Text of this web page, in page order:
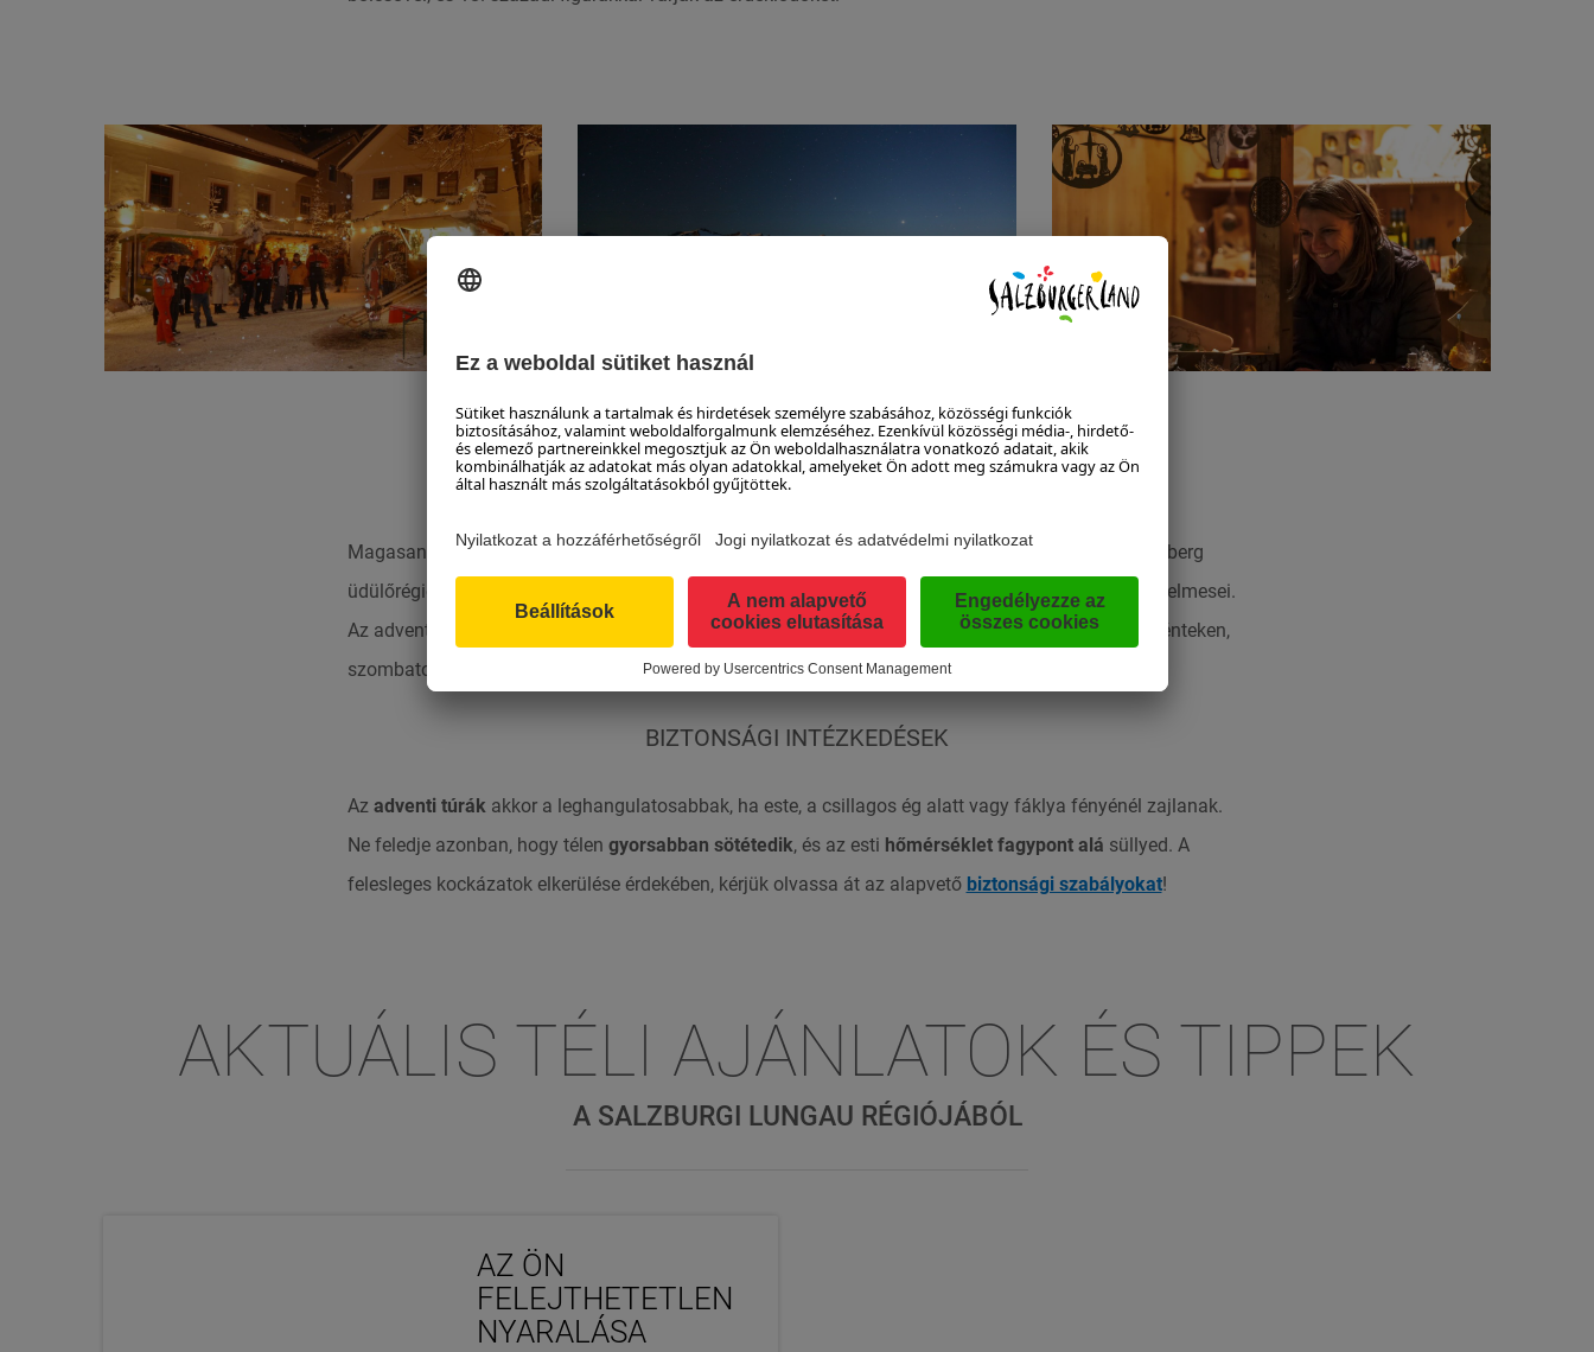
ADVENTI TÚRA A KATSCHBERG-EN
Magasan a hegyekben, azérintetlen természetbenegyvarázslatos adventi túravár rád. A Katschberg
üdülőrégióban,
magasságban egy hét kilométeres körtúrátteljesíthetnek a téli szerelmesei.
Az adventi túrát
-től 2024. december 25-iglehet megtenni, minden szerdán, pénteken,
szombaton és vasárnap délután
kettő óra és este fél kilencközött.
BIZTONSÁGI INTÉZKEDÉSEK
Az adventi túrákakkor a leghangulatosabbak, ha este, a csillagos ég alatt vagy fáklya fényénél zajlanak.
Ne feledje azonban, hogy télen gyorsabban sötétedik, és az esti hőmérséklet fagypont alá süllyed. A
felesleges kockázatok elkerülése érdekében, kérjük olvassa át az alapvető biztonsági szabályokat!
AKTUÁLIS TÉLI AJÁNLATOK ÉS TIPPEK
A SALZBURGI LUNGAU RÉGIÓJÁBÓL
AZ ÖN
FELEJTHETETLEN
NYARALÁSA